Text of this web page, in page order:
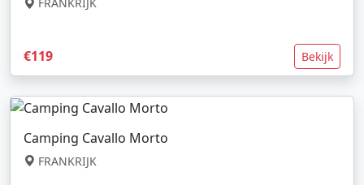
€119 Bekijk
Camping Cavallo Morto
FRANKRIJK